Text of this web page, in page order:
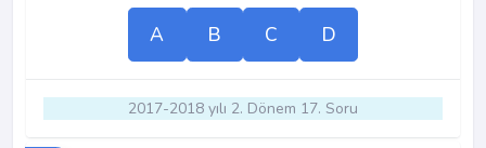
A B C D
2017-2018 yılı 2. Dönem 17. Soru